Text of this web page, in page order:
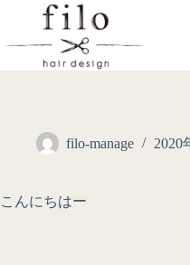
filo-manage 2020
こんにちはー